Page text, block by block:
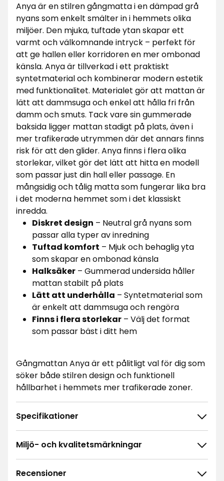
Anya är en stilren gångmatta i en dämpad grå
nyans som enkelt smälter in i hemmets olika
miljöer. Den mjuka, tuftade ytan skapar ett
varmt och välkomnande intryck – perfekt för
att ge hallen eller korridoren en mer ombonad
känsla. Anya är tillverkad i ett praktiskt
syntetmaterial och kombinerar modern estetik
med funktionalitet. Materialet gör att mattan är
lätt att dammsuga och enkel att hålla fri från
damm och smuts. Tack vare sin gummerade
baksida ligger mattan stadigt på plats, även i
mer trafikerade utrymmen där det annars finns
risk för att den glider. Anya finns i flera olika
storlekar, vilket gör det lätt att hitta en modell
som passar just din hall eller passage. En
mångsidig och tålig matta som fungerar lika bra
i det moderna hemmet som i det klassiskt
inredda.
Diskret design – Neutral grå nyans som
passar alla typer av inredning
Tuftad komfort – Mjuk och behaglig yta
som skapar en ombonad känsla
Halksäker – Gummerad undersida håller
mattan stabilt på plats
Lätt att underhålla – Syntetmaterial som
är enkelt att dammsuga och rengöra
Finns i flera storlekar – Välj det format
som passar bäst i ditt hem
Gångmattan Anya är ett pålitligt val för dig som
söker både stilren design och funktionell
hållbarhet i hemmets mer trafikerade zoner.
Specifikationer
Miljö- och kvalitetsmärkningar
Recensioner